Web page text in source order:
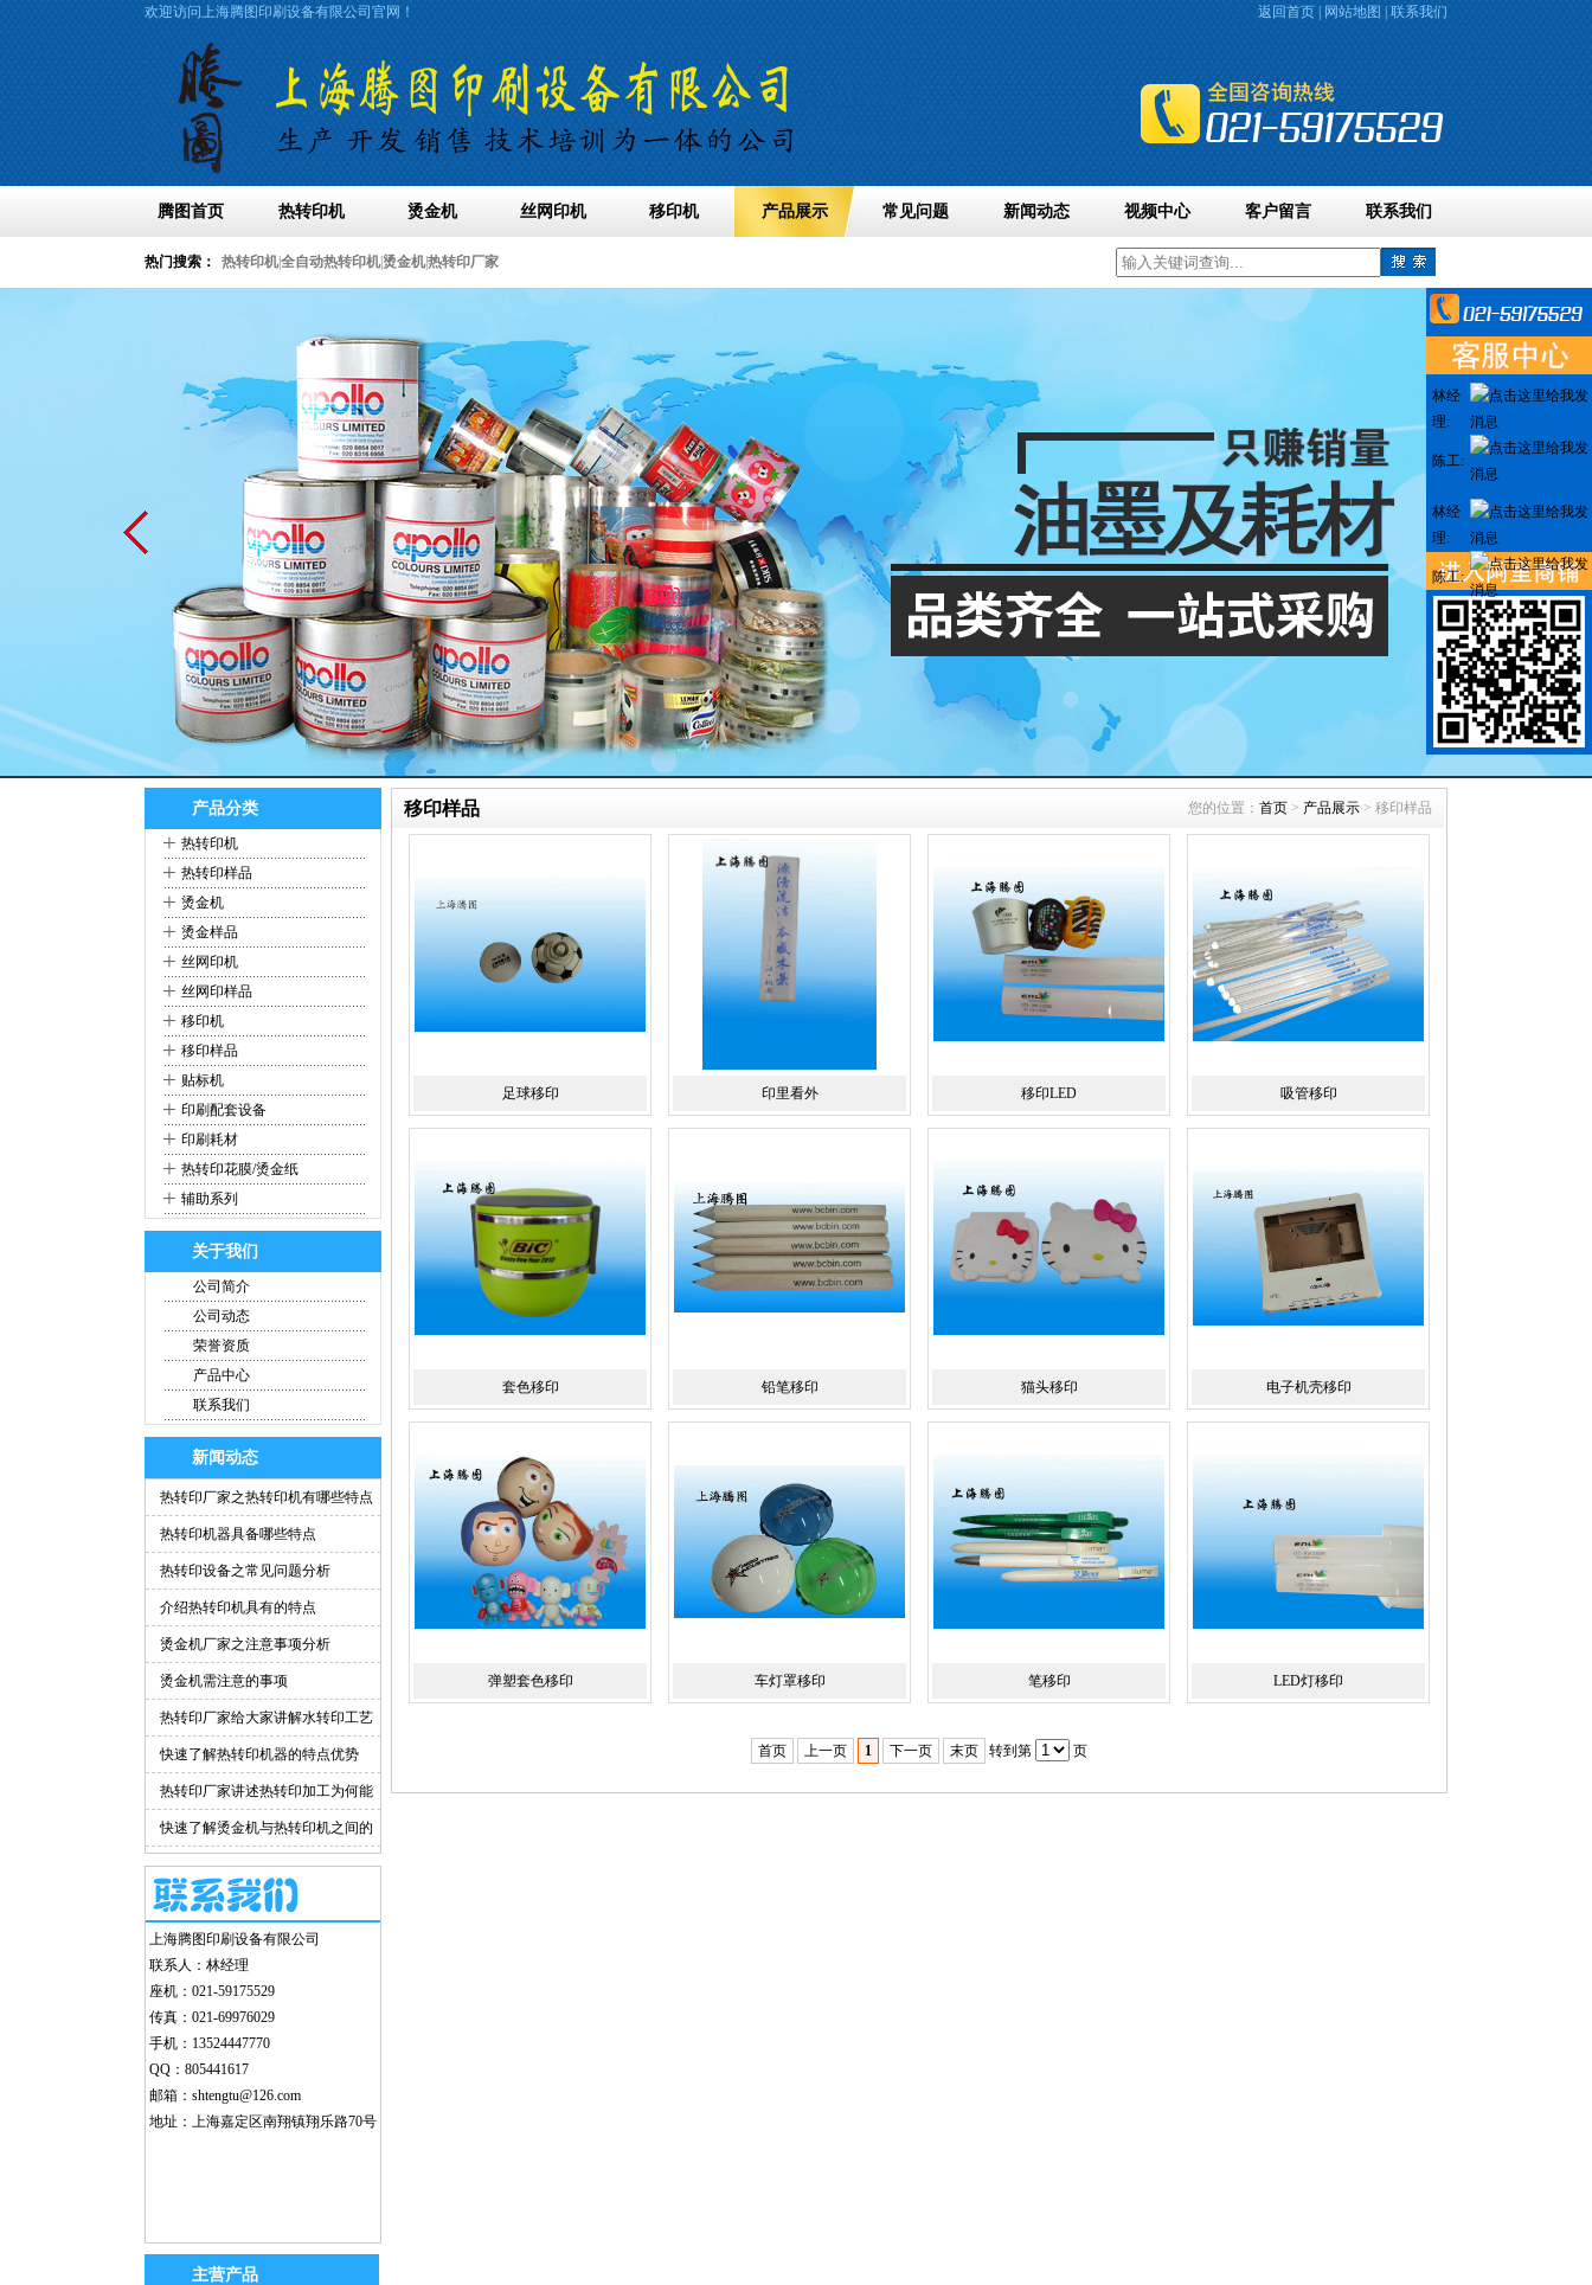
欢迎访问上海腾图印刷设备有限公司官网！ 返回首页 网站地图 联系我们
腾图首页 热转印机 烫金机 丝网印机 移印机 产品展示 常见问题 新闻动态 视频中心 客户留言 联系我们
热门搜索： 热转印机全自动热转印机烫金机热转印厂家
产品分类
+ 热转印机
+ 热转印样品
+ 烫金机
+ 烫金样品
+ 丝网印机
+ 丝网印样品
+ 移印机
+ 移印样品
+ 贴标机
+ 印刷配套设备
+ 印刷耗材
+ 热转印花膜/烫金纸
+ 辅助系列
关于我们
公司简介
公司动态
荣誉资质
产品中心
联系我们
新闻动态
热转印厂家之热转印机有哪些特点
热转印机器具备哪些特点
热转印设备之常见问题分析
介绍热转印机具有的特点
烫金机厂家之注意事项分析
烫金机需注意的事项
热转印厂家给大家讲解水转印工艺
的优点
快速了解热转印机器的特点优势
热转印厂家讲述热转印加工为何能
越走越远
快速了解烫金机与热转印机之间的
差别
上海腾图印刷设备有限公司
联系人：林经理
座机：021-59175529
传真：021-69976029
手机：13524447770
QQ：805441617
邮箱：shtengtu@126.com
地址：上海嘉定区南翔镇翔乐路70号
主营产品
移印样品 您的位置： 首页 > 产品展示 > 移印样品
足球移印 印里看外 移印LED 吸管移印
套色移印 铅笔移印 猫头移印 电子机壳移印
弹塑套色移印 车灯罩移印 笔移印 LED灯移印
首页 上一页 1 下一页 末页 转到第 页
林经
理:
理:
陈工: